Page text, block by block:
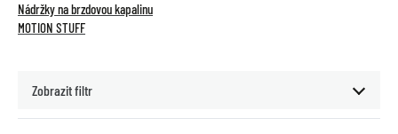
Nádržky na brzdovou kapalinu
MOTION STUFF
Zobrazit filtr